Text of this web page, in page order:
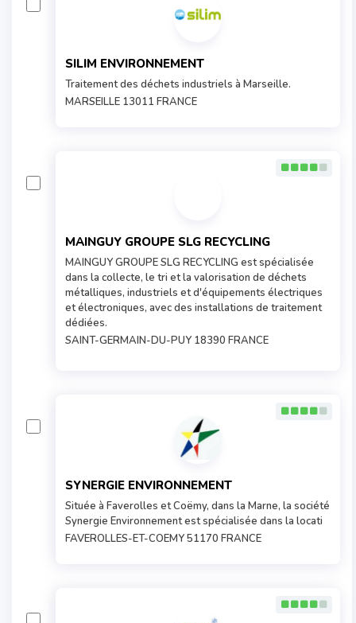
SILIM ENVIRONNEMENT
Traitement des déchets industriels à Marseille.
MARSEILLE 13011 FRANCE
MAINGUY GROUPE SLG RECYCLING
MAINGUY GROUPE SLG RECYCLING est spécialisée
dans la collecte, le tri et la valorisation de déchets
métalliques, industriels et d'équipements électriques
et électroniques, avec des installations de traitement
dédiées.
SAINT-GERMAIN-DU-PUY 18390 FRANCE
SYNERGIE ENVIRONNEMENT
Située à Faverolles et Coëmy, dans la Marne, la société
Synergie Environnement est spécialisée dans la locati
FAVEROLLES-ET-COEMY 51170 FRANCE